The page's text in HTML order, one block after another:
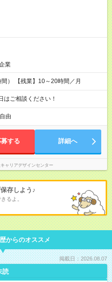
業
） 【残業】10～20時間／月
ご相談ください！
由
募する 詳細へ
ャリアデザインセンター
存しよう♪
るよ。
からのオススメ
掲載日：2026.08.07
読